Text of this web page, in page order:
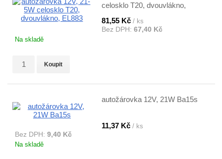
celosklo T20, dvouvlákno,
EL883
81,55 Kč / ks
Bez DPH: 67,40 Kč
Na skladě
Koupit
autožárovka 12V, 21W Ba15s
11,37 Kč / ks
Bez DPH: 9,40 Kč
Na skladě